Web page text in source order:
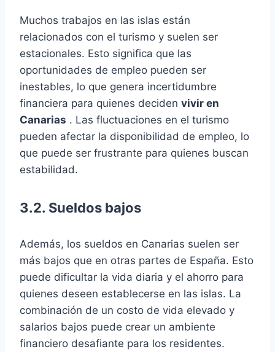
Muchos trabajos en las islas están
relacionados con el turismo y suelen ser
estacionales. Esto significa que las
oportunidades de empleo pueden ser
inestables, lo que genera incertidumbre
financiera para quienes deciden vivir en
Canarias . Las fluctuaciones en el turismo
pueden afectar la disponibilidad de empleo, lo
que puede ser frustrante para quienes buscan
estabilidad.
3.2. Sueldos bajos
Además, los sueldos en Canarias suelen ser
más bajos que en otras partes de España. Esto
puede dificultar la vida diaria y el ahorro para
quienes deseen establecerse en las islas. La
combinación de un costo de vida elevado y
salarios bajos puede crear un ambiente
financiero desafiante para los residentes.